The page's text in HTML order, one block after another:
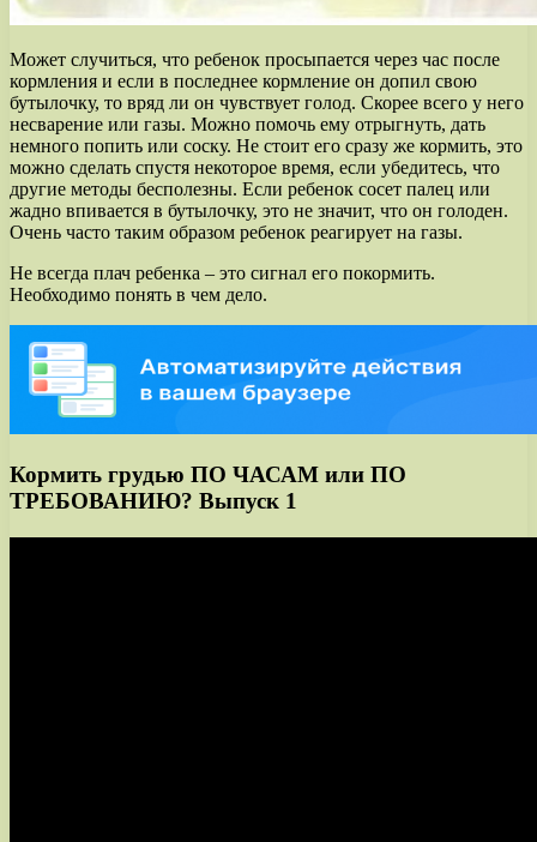
Может случиться, что ребенок просыпается через час после
кормления и если в последнее кормление он допил свою
бутылочку, то вряд ли он чувствует голод. Скорее всего у него
несварение или газы. Можно помочь ему отрыгнуть, дать
немного попить или соску. Не стоит его сразу же кормить, это
можно сделать спустя некоторое время, если убедитесь, что
другие методы бесполезны. Если ребенок сосет палец или
жадно впивается в бутылочку, это не значит, что он голоден.
Очень часто таким образом ребенок реагирует на газы.
Не всегда плач ребенка – это сигнал его покормить.
Необходимо понять в чем дело.
Кормить грудью ПО ЧАСАМ или ПО
ТРЕБОВАНИЮ? Выпуск 1